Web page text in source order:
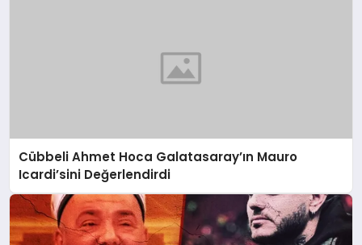
Cübbeli Ahmet Hoca Galatasaray’ın Mauro
Icardi’sini Değerlendirdi